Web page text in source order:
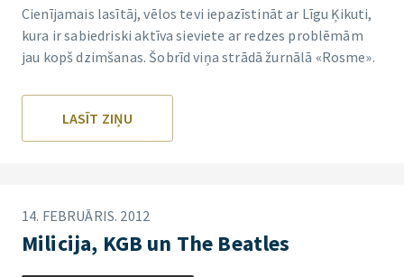
Cienījamais lasītāj, vēlos tevi iepazīstināt ar Līgu Ķikuti,
kura ir sabiedriski aktīva sieviete ar redzes problēmām
jau kopš dzimšanas. Šobrīd viņa strādā žurnālā «Rosme».
LASĪT ZIŅU
14. FEBRUĀRIS. 2012
Milicija, KGB un The Beatles